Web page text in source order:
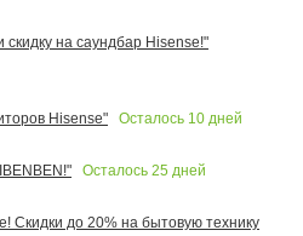
на саундбар Hisense!"
Hisense"
Осталось 10 дней
Осталось 25 дней
Скидки до 20% на бытовую технику